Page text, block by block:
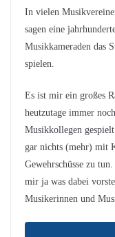
In vielen
sagen eine
Musikkameraden das
spielen.
Es ist mir ein großes
heutzutage immer
Musikkollegen
gar nichts (mehr) mit
Gewehrschüsse zu tun.
mir ja was dabei
Musikerinnen und